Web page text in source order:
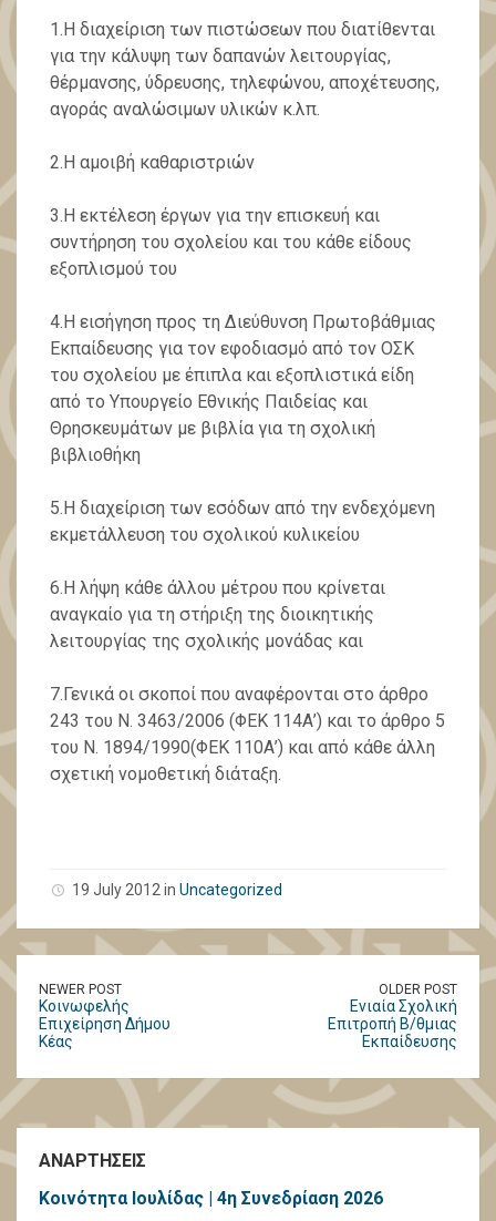
1.Η διαχείριση των πιστώσεων που διατίθενται
για την κάλυψη των δαπανών λειτουργίας,
θέρμανσης, ύδρευσης, τηλεφώνου, αποχέτευσης,
αγοράς αναλώσιμων υλικών κ.λπ.
2.Η αμοιβή καθαριστριών
3.Η εκτέλεση έργων για την επισκευή και
συντήρηση του σχολείου και του κάθε είδους
εξοπλισμού του
4.Η εισήγηση προς τη Διεύθυνση Πρωτοβάθμιας
Εκπαίδευσης για τον εφοδιασμό από τον ΟΣΚ
του σχολείου με έπιπλα και εξοπλιστικά είδη
από το Υπουργείο Εθνικής Παιδείας και
Θρησκευμάτων με βιβλία για τη σχολική
βιβλιοθήκη
5.Η διαχείριση των εσόδων από την ενδεχόμενη
εκμετάλλευση του σχολικού κυλικείου
6.Η λήψη κάθε άλλου μέτρου που κρίνεται
αναγκαίο για τη στήριξη της διοικητικής
λειτουργίας της σχολικής μονάδας και
7.Γενικά οι σκοποί που αναφέρονται στο άρθρο
243 του Ν. 3463/2006 (ΦΕΚ 114Α’) και το άρθρο 5
του Ν. 1894/1990(ΦΕΚ 110Α’) και από κάθε άλλη
σχετική νομοθετική διάταξη.
19 July 2012 in Uncategorized
NEWER POST
Κοινωφελής
Επιχείρηση Δήμου
Κέας
OLDER POST
Ενιαία Σχολική
Επιτροπή Β/θμιας
Εκπαίδευσης
ΑΝΑΡΤΗΣΕΙΣ
Κοινότητα Ιουλίδας | 4η Συνεδρίαση 2026